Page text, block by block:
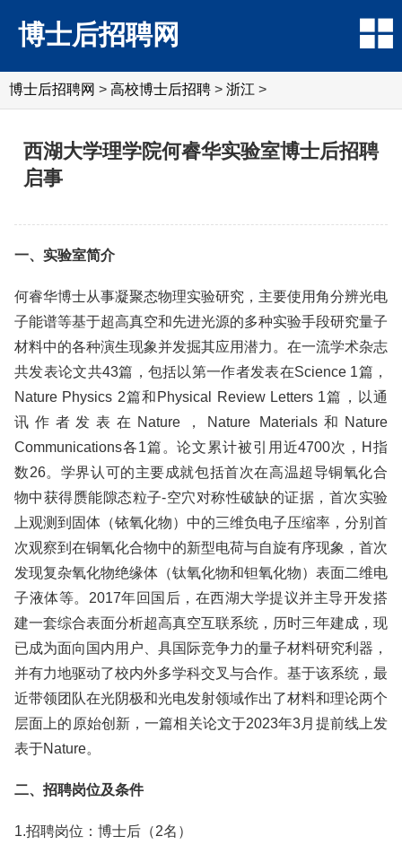
博士后招聘网
博士后招聘网 > 高校博士后招聘 > 浙江 >
西湖大学理学院何睿华实验室博士后招聘
启事
一、实验室简介
何睿华博士从事凝聚态物理实验研究，主要使用角分辨光电
子能谱等基于超高真空和先进光源的多种实验手段研究量子
材料中的各种演生现象并发掘其应用潜力。在一流学术杂志
共发表论文共43篇，包括以第一作者发表在Science 1篇，
Nature Physics 2篇和Physical Review Letters 1篇，以通
讯作者发表在Nature，Nature Materials和Nature
Communications各1篇。论文累计被引用近4700次，H指
数26。学界认可的主要成就包括首次在高温超导铜氧化合
物中获得赝能隙态粒子-空穴对称性破缺的证据，首次实验
上观测到固体（铱氧化物）中的三维负电子压缩率，分别首
次观察到在铜氧化合物中的新型电荷与自旋有序现象，首次
发现复杂氧化物绝缘体（钛氧化物和钽氧化物）表面二维电
子液体等。2017年回国后，在西湖大学提议并主导开发搭
建一套综合表面分析超高真空互联系统，历时三年建成，现
已成为面向国内用户、具国际竞争力的量子材料研究利器，
并有力地驱动了校内外多学科交叉与合作。基于该系统，最
近带领团队在光阴极和光电发射领域作出了材料和理论两个
层面上的原始创新，一篇相关论文于2023年3月提前线上发
表于Nature。
二、招聘岗位及条件
1.招聘岗位：博士后（2名）